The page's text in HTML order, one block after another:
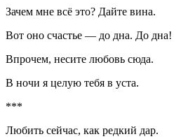
Зачем мне всё это? Дайте вина.
Вот оно счастье — до дна. До дна!
Впрочем, несите любовь сюда.
В ночи я целую тебя в уста.
***
Любить сейчас, как редкий дар.